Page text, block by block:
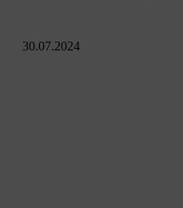
30.07.2024